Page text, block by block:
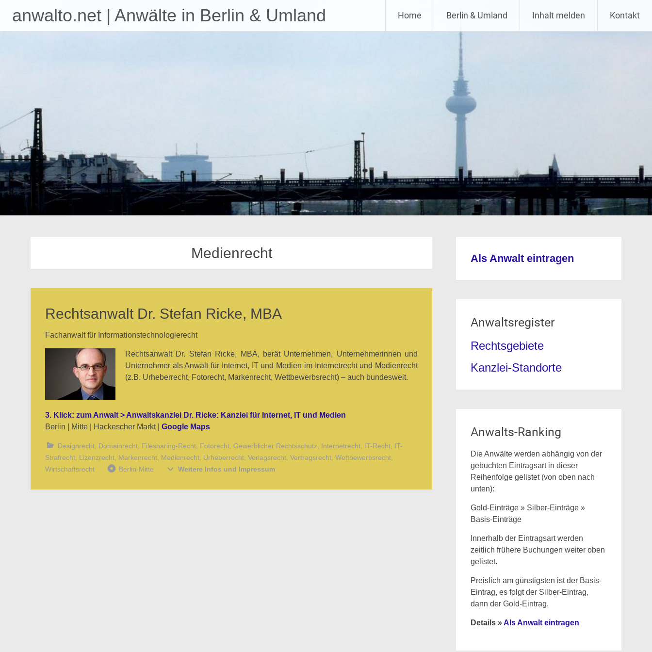
anwalto.net | Anwälte in Berlin & Umland
to
Home Berlin & Umland Inhalt melden Kontakt
Medienrecht
Rechtsanwalt Dr. Stefan Ricke, MBA
Fachanwalt für Informationstechnologierecht
Rechtsanwalt Dr. Stefan Ricke, MBA, berät Unternehmen, Unternehmerinnen und
Unternehmer als Anwalt für Internet, IT und Medien im Internetrecht und Medienrecht
(z.B. Urheberrecht, Fotorecht, Markenrecht, Wettbewerbsrecht) – auch bundesweit.
3. Klick: zum Anwalt > Anwaltskanzlei Dr. Ricke: Kanzlei für Internet, IT und Medien
Berlin | Mitte | Hackescher Markt | Google Maps
Designrecht Domainrecht Filesharing-Recht Fotorecht Gewerblicher Rechtsschutz Internetrecht IT-Recht IT-
Strafrecht Lizenzrecht Markenrecht Medienrecht Urheberrecht Verlagsrecht Vertragsrecht Wettbewerbsrecht
Wirtschaftsrecht
Berlin-Mitte Weitere Infos und Impressum
Als Anwalt eintragen
Anwaltsregister
Rechtsgebiete
Kanzlei-Standorte
Anwalts-Ranking
Die Anwälte werden abhängig von der
gebuchten Eintragsart in dieser
Reihenfolge gelistet (von oben nach
unten):
Gold-Einträge » Silber-Einträge »
Basis-Einträge
Innerhalb der Eintragsart werden
zeitlich frühere Buchungen weiter oben
gelistet.
Preislich am günstigsten ist der Basis-
Eintrag, es folgt der Silber-Eintrag,
dann der Gold-Eintrag.
Details » Als Anwalt eintragen